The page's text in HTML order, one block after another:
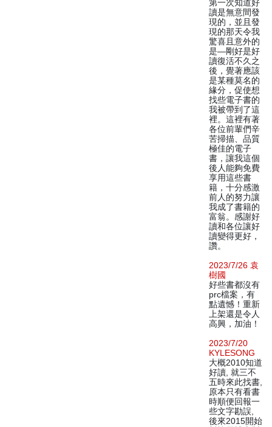
第一次知道好
讀是無意間發
現的，並且發
現的那天令我
驚喜且意外的
是—剛好是好
讀復活不久之
後，覺著應該
是某種莫名的
緣分，促使想
找些電子書的
我被帶到了這
裡。這裡有著
各位前輩們辛
苦掃描、品質
極佳的電子
書，讓我這個
後人能夠免費
享用這些書
籍，十分感激
前人的努力讓
我成了書籍的
富翁。感謝好
讀和各位讓好
讀變得更好，
讚。
2023/7/26 袁
樹國
好些書都沒有
prc檔案，有
點遺憾！重新
上架還是令人
高興，加油！
2023/7/20
KYLESONG
大概2010知道
好讀, 就三不
五時來此找書,
原本只有看書
時順便回報一
些文字勘誤,
後來2015開始